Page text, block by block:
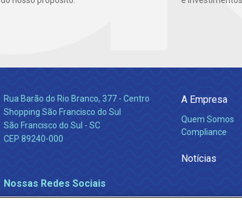
Rua Barão do Rio Branco, 377 - Centro
Shopping São Francisco do Sul
São Francisco do Sul - SC
CEP 89240-000
Nossas Redes Sociais
A Empresa
Quem Somos
Compliance
Notícias